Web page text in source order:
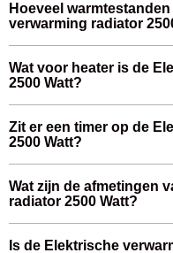
Hoeveel
verwarming radiator
Wat voor heater is de
2500 Watt?
Zit er een timer op de
2500 Watt?
Wat zijn de afmetingen
radiator 2500 Watt?
Is de Elektrische